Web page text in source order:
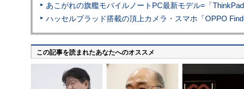
この記事を読まれたあなたへのオススメ